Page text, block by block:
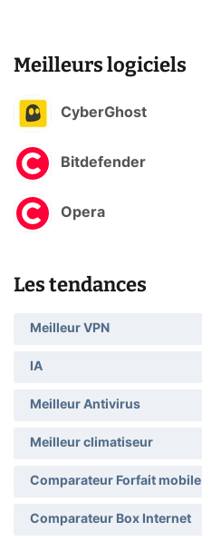
Meilleurs logiciels
CyberGhost
Bitdefender
Opera
Les tendances
Meilleur VPN
IA
Meilleur Antivirus
Meilleur climatiseur
Comparateur Forfait mobile
Comparateur Box Internet